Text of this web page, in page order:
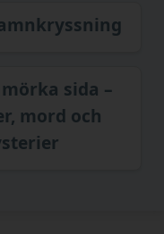
sida –
mord och